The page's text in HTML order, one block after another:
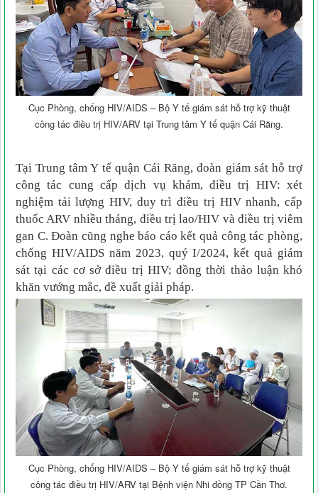
Cục Phòng, chống HIV/AIDS – Bộ Y tế giám sát hỗ trợ kỹ thuật
công tác điều trị HIV/ARV tại Trung tâm Y tế quận Cái Răng.
Tại Trung tâm Y tế quận Cái Răng, đoàn giám sát hỗ trợ
công tác cung cấp dịch vụ khám, điều trị HIV: xét
nghiệm tải lượng HIV, duy trì điều trị HIV nhanh, cấp
thuốc ARV nhiều tháng, điều trị lao/HIV và điều trị viêm
gan C. Đoàn cũng nghe báo cáo kết quả công tác phòng,
chống HIV/AIDS năm 2023, quý I/2024, kết quả giám
sát tại các cơ sở điều trị HIV; đồng thời thảo luận khó
khăn vướng mắc, đề xuất giải pháp.
Cục Phòng, chống HIV/AIDS – Bộ Y tế giám sát hỗ trợ kỹ thuật
công tác điều trị HIV/ARV tại Bệnh viện Nhi đồng TP Cần Thơ.